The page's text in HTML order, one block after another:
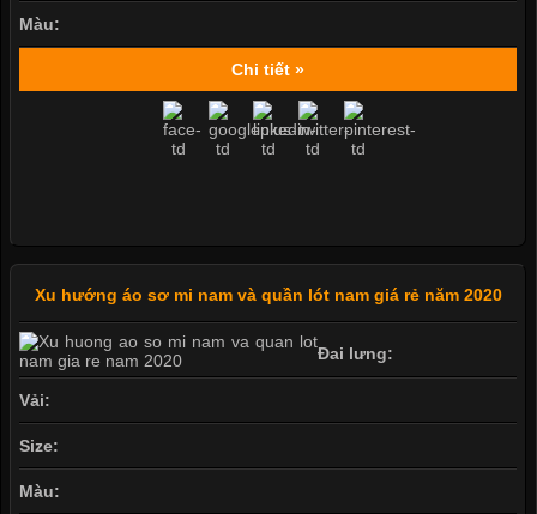
Màu:
Chi tiết »
Xu hướng áo sơ mi nam và quần lót nam giá rẻ năm 2020
Đai lưng:
Vải:
Size:
Màu: